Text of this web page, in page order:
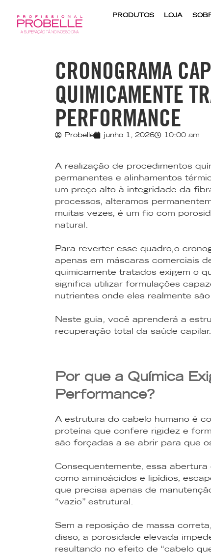
PRODUTOS LOJA
CRONOGRAMA
QUIMICAMENTE
PERFORMANCE
Probelle junho 1, 2026 10:00 am
A realização de procedimentos
permanentes e alinhamentos
um preço alto à integridade da
processos, alteramos
muitas vezes, é um fio com
natural.
Para reverter esse quadro,o
apenas em máscaras comerciais
quimicamente tratados exigem o
significa utilizar formulações
nutrientes onde eles realmente
Neste guia, você aprenderá a
recuperação total da saúde capilar.
Por que a Química
Performance?
A estrutura do cabelo humano é
proteína que confere rigidez e
são forçadas a se abrir para que
Consequentemente, essa
como aminoácidos e lipídios,
que precisa apenas de
“vazio” estrutural.
Sem a reposição de massa
disso, a porosidade elevada
resultando no efeito de “cabelo